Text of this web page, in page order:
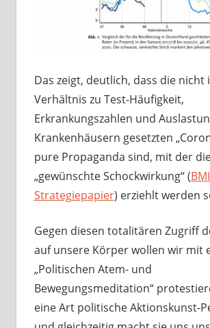
Das zeigt, deutlich, dass die nicht
Verhältnis zu Test-Häufigkeit,
Erkrankungszahlen und
Krankenhäusern gesetzten
pure Propaganda sind, mit der
„gewünschte Schockwirkung“ (
Strategiepapier) erziehlt werden
Gegen diesen totalitären Zugriff
auf unsere Körper wollen wir mit
„Politischen Atem- und
Bewegungsmeditation“
eine Art politische Aktionskunst-